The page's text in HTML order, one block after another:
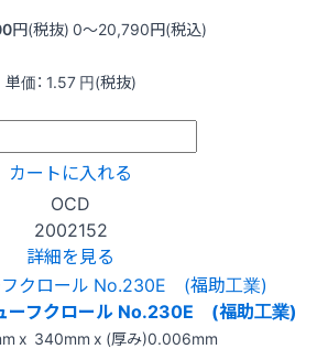
円(税抜) 0〜20,790円(税込)
単価： 1.57 円(税抜)
カートに入れる
OCD
2002152
詳細を見る
ーフクロール No.230E (福助工業)
x 340mm x (厚み)0.006mm